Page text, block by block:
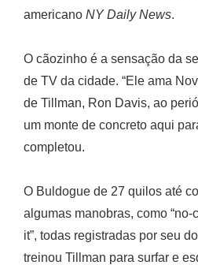
americano NY Daily News.
O cãozinho é a sensação da
de TV da cidade. “Ele ama
de Tillman, Ron Davis, ao
um monte de concreto aqui
completou.
O Buldogue de 27 quilos até
algumas manobras, como “no-
it”, todas registradas por seu
treinou Tillman para surfar e